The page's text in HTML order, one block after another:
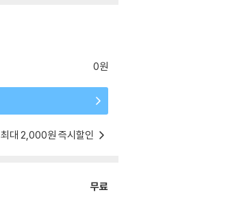
0원
최대 2,000원 즉시할인
무료